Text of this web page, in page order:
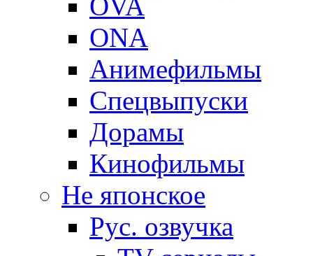
ONA
Анимефильмы
Спецвыпуски
Дорамы
Кинофильмы
Не японское
Рус. озвучка